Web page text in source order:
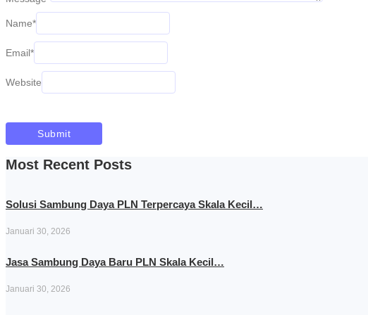
Name*
Email*
Website
Most Recent Posts
Solusi Sambung Daya PLN Terpercaya Skala Kecil…
Januari 30, 2026
Jasa Sambung Daya Baru PLN Skala Kecil…
Januari 30, 2026